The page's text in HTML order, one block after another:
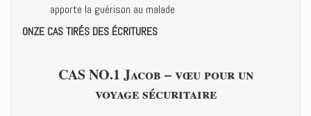
apporte la guérison au malade
ONZE CAS TIRÉS DES ÉCRITURES
CAS NO.1 Jacob – vœu pour un
voyage sécuritaire